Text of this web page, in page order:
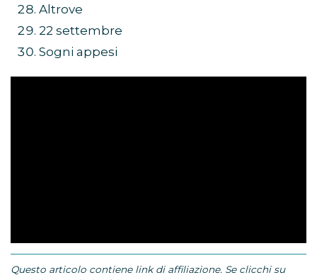
Altrove
22 settembre
Sogni appesi
Questo articolo contiene link di affiliazione. Se clicchi su